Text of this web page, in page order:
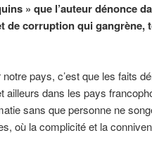
» que l’auteur dénonce
de corruption qui
pays, c’est que les faits
ailleurs dans les pays
sans que personne ne
où la complicité et la